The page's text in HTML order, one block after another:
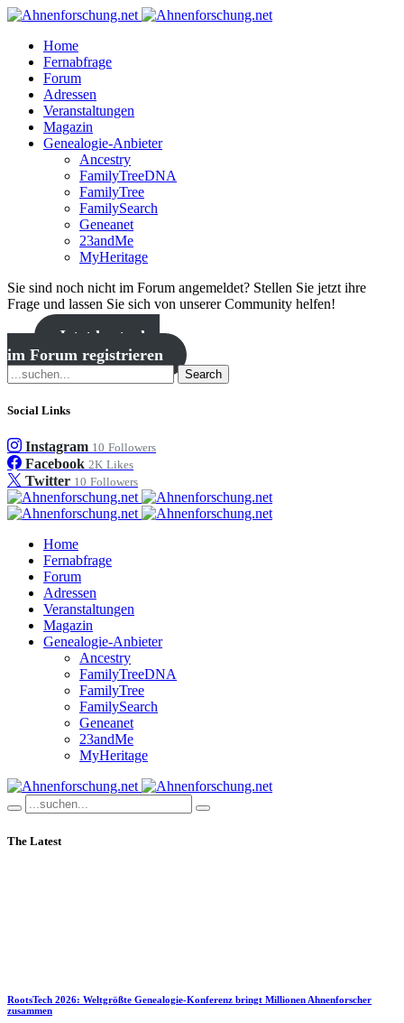
Home
Fernabfrage
Forum
Adressen
Veranstaltungen
Magazin
Genealogie-Anbieter
Ancestry
FamilyTreeDNA
FamilyTree
FamilySearch
Geneanet
23andMe
MyHeritage
Sie sind noch nicht im Forum angemeldet? Stellen Sie jetzt ihre
Frage und lassen Sie sich von unserer Community helfen!
Jetzt kostenlos
im Forum registrieren
Search
Social Links
Instagram 10 Followers
Facebook 2K Likes
Twitter 10 Followers
Home
Fernabfrage
Forum
Adressen
Veranstaltungen
Magazin
Genealogie-Anbieter
Ancestry
FamilyTreeDNA
FamilyTree
FamilySearch
Geneanet
23andMe
MyHeritage
The Latest
RootsTech 2026: Weltgrößte Genealogie-Konferenz bringt Millionen Ahnenforscher
zusammen